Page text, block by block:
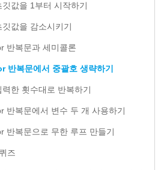
값을 1부터 시작하기
값을 감소시키기
반복문과 세미콜론
반복문에서 중괄호 생략하기
한 횟수대로 반복하기
반복문에서 변수 두 개 사용하기
반복문으로 무한 루프 만들기
즈